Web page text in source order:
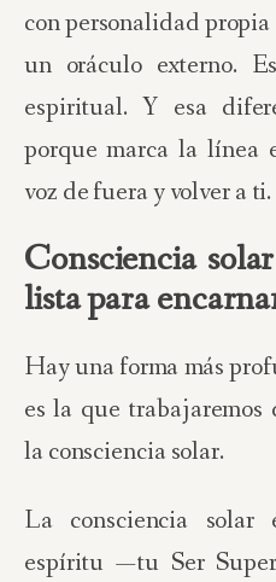
con personalidad
un oráculo externo.
espiritual. Y esa
porque marca la línea
voz de fuera y volver a ti.
Consciencia
lista para
Hay una forma más
es la que
la consciencia solar.
La consciencia solar
espíritu —tu Ser